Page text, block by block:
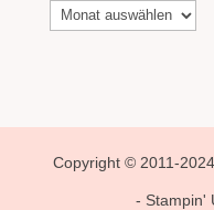
Archiv
Copyright © 2011-
- Stampin'